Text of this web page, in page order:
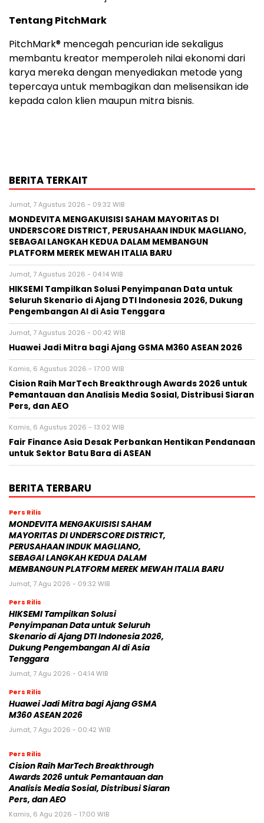
Tentang PitchMark
PitchMark® mencegah pencurian ide sekaligus
membantu kreator memperoleh nilai ekonomi dari
karya mereka dengan menyediakan metode yang
tepercaya untuk membagikan dan melisensikan ide
kepada calon klien maupun mitra bisnis.
BERITA TERKAIT
Jumat, 7 Agustus 2026 - 09:32 WIB
MONDEVITA MENGAKUISISI SAHAM MAYORITAS DI
UNDERSCORE DISTRICT, PERUSAHAAN INDUK MAGLIANO,
SEBAGAI LANGKAH KEDUA DALAM MEMBANGUN
PLATFORM MEREK MEWAH ITALIA BARU
Jumat, 7 Agustus 2026 - 04:14 WIB
HIKSEMI Tampilkan Solusi Penyimpanan Data untuk
Seluruh Skenario di Ajang DTI Indonesia 2026, Dukung
Pengembangan AI di Asia Tenggara
Jumat, 7 Agustus 2026 - 00:42 WIB
Huawei Jadi Mitra bagi Ajang GSMA M360 ASEAN 2026
Kamis, 6 Agustus 2026 - 17:00 WIB
Cision Raih MarTech Breakthrough Awards 2026 untuk
Pemantauan dan Analisis Media Sosial, Distribusi Siaran
Pers, dan AEO
Kamis, 6 Agustus 2026 - 13:02 WIB
Fair Finance Asia Desak Perbankan Hentikan Pendanaan
untuk Sektor Batu Bara di ASEAN
BERITA TERBARU
Pers Rilis
MONDEVITA MENGAKUISISI SAHAM
MAYORITAS DI UNDERSCORE DISTRICT,
PERUSAHAAN INDUK MAGLIANO,
SEBAGAI LANGKAH KEDUA DALAM
MEMBANGUN PLATFORM MEREK MEWAH ITALIA BARU
Jumat, 7 Agu 2026 - 09:32 WIB
Pers Rilis
HIKSEMI Tampilkan Solusi
Penyimpanan Data untuk Seluruh
Skenario di Ajang DTI Indonesia 2026,
Dukung Pengembangan AI di Asia
Tenggara
Jumat, 7 Agu 2026 - 04:14 WIB
Pers Rilis
Huawei Jadi Mitra bagi Ajang GSMA
M360 ASEAN 2026
Jumat, 7 Agu 2026 - 00:42 WIB
Pers Rilis
Cision Raih MarTech Breakthrough
Awards 2026 untuk Pemantauan dan
Analisis Media Sosial, Distribusi Siaran
Pers, dan AEO
Kamis, 6 Agu 2026 - 17:00 WIB